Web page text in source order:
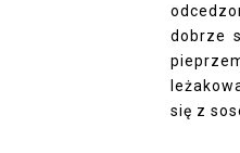
dobrze
się z